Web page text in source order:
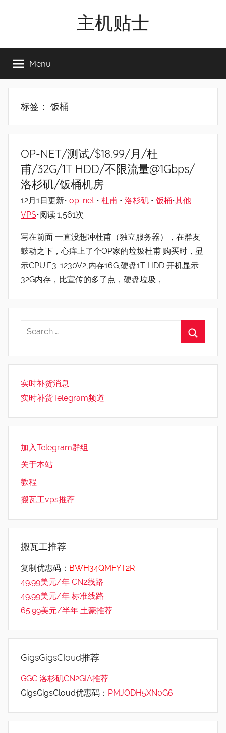
主机贴士
工|BandwagonHost
VPS|Vps|
主
荐
Menu
标签： 饭桶
OP-NET/测试/$18.99/月/杜
甫/32G/1T HDD/不限流量@1Gbps/
洛杉矶/饭桶机房
12月1日更新• op-net • 杜甫 • 洛杉矶 • 饭桶•其他
VPS•阅读:1,561次
写在前面 一直没想冲杜甫（独立服务器），在群友
鼓动之下，心痒上了个OP家的垃圾杜甫 购买时，显
示CPU:E3-1230V2,内存16G,硬盘1T HDD 开机显示
32G内存，比宣传的多了点，硬盘垃圾，
实时补货消息
实时补货Telegram频道
加入Telegram群组
关于本站
教程
搬瓦工vps推荐
搬瓦工推荐
复制优惠码： BWH34QMFYT2R
49.99美元/年 CN2线路
49.99美元/年 标准线路
65.99美元/半年 土豪推荐
GigsGigsCloud推荐
GGC 洛杉矶CN2GIA推荐
GigsGigsCloud优惠码： PMJODH5XN0G6